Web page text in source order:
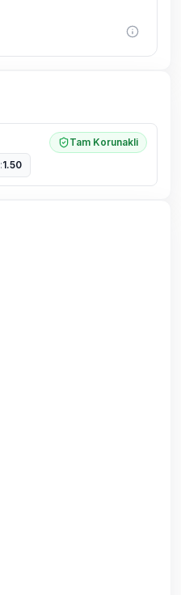
Tam Korunakli
:1.50